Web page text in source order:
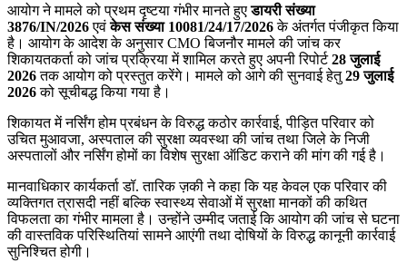
आयोग ने मामले को प्रथम दृष्टया गंभीर मानते हुएडायरी संख्या
3876/IN/2026एवंकेस संख्या 10081/24/17/2026के अंतर्गत पंजीकृत किया
है। आयोग के आदेश के अनुसार CMO बिजनौर मामले की जांच कर
शिकायतकर्ता को जांच प्रक्रिया में शामिल करते हुए अपनी रिपोर्ट28 जुलाई
2026तक आयोग को प्रस्तुत करेंगे। मामले को आगे की सुनवाई हेतु29 जुलाई
2026को सूचीबद्ध किया गया है।
शिकायत में नर्सिंग होम प्रबंधन के विरुद्ध कठोर कार्रवाई, पीड़ित परिवार को
उचित मुआवजा, अस्पताल की सुरक्षा व्यवस्था की जांच तथा जिले के निजी
अस्पतालों और नर्सिंग होमों का विशेष सुरक्षा ऑडिट कराने की मांग की गई है।
मानवाधिकार कार्यकर्ता डॉ. तारिक ज़की ने कहा कि यह केवल एक परिवार की
व्यक्तिगत त्रासदी नहीं बल्कि स्वास्थ्य सेवाओं में सुरक्षा मानकों की कथित
विफलता का गंभीर मामला है। उन्होंने उम्मीद जताई कि आयोग की जांच से घटना
की वास्तविक परिस्थितियां सामने आएंगी तथा दोषियों के विरुद्ध कानूनी कार्रवाई
सुनिश्चित होगी।